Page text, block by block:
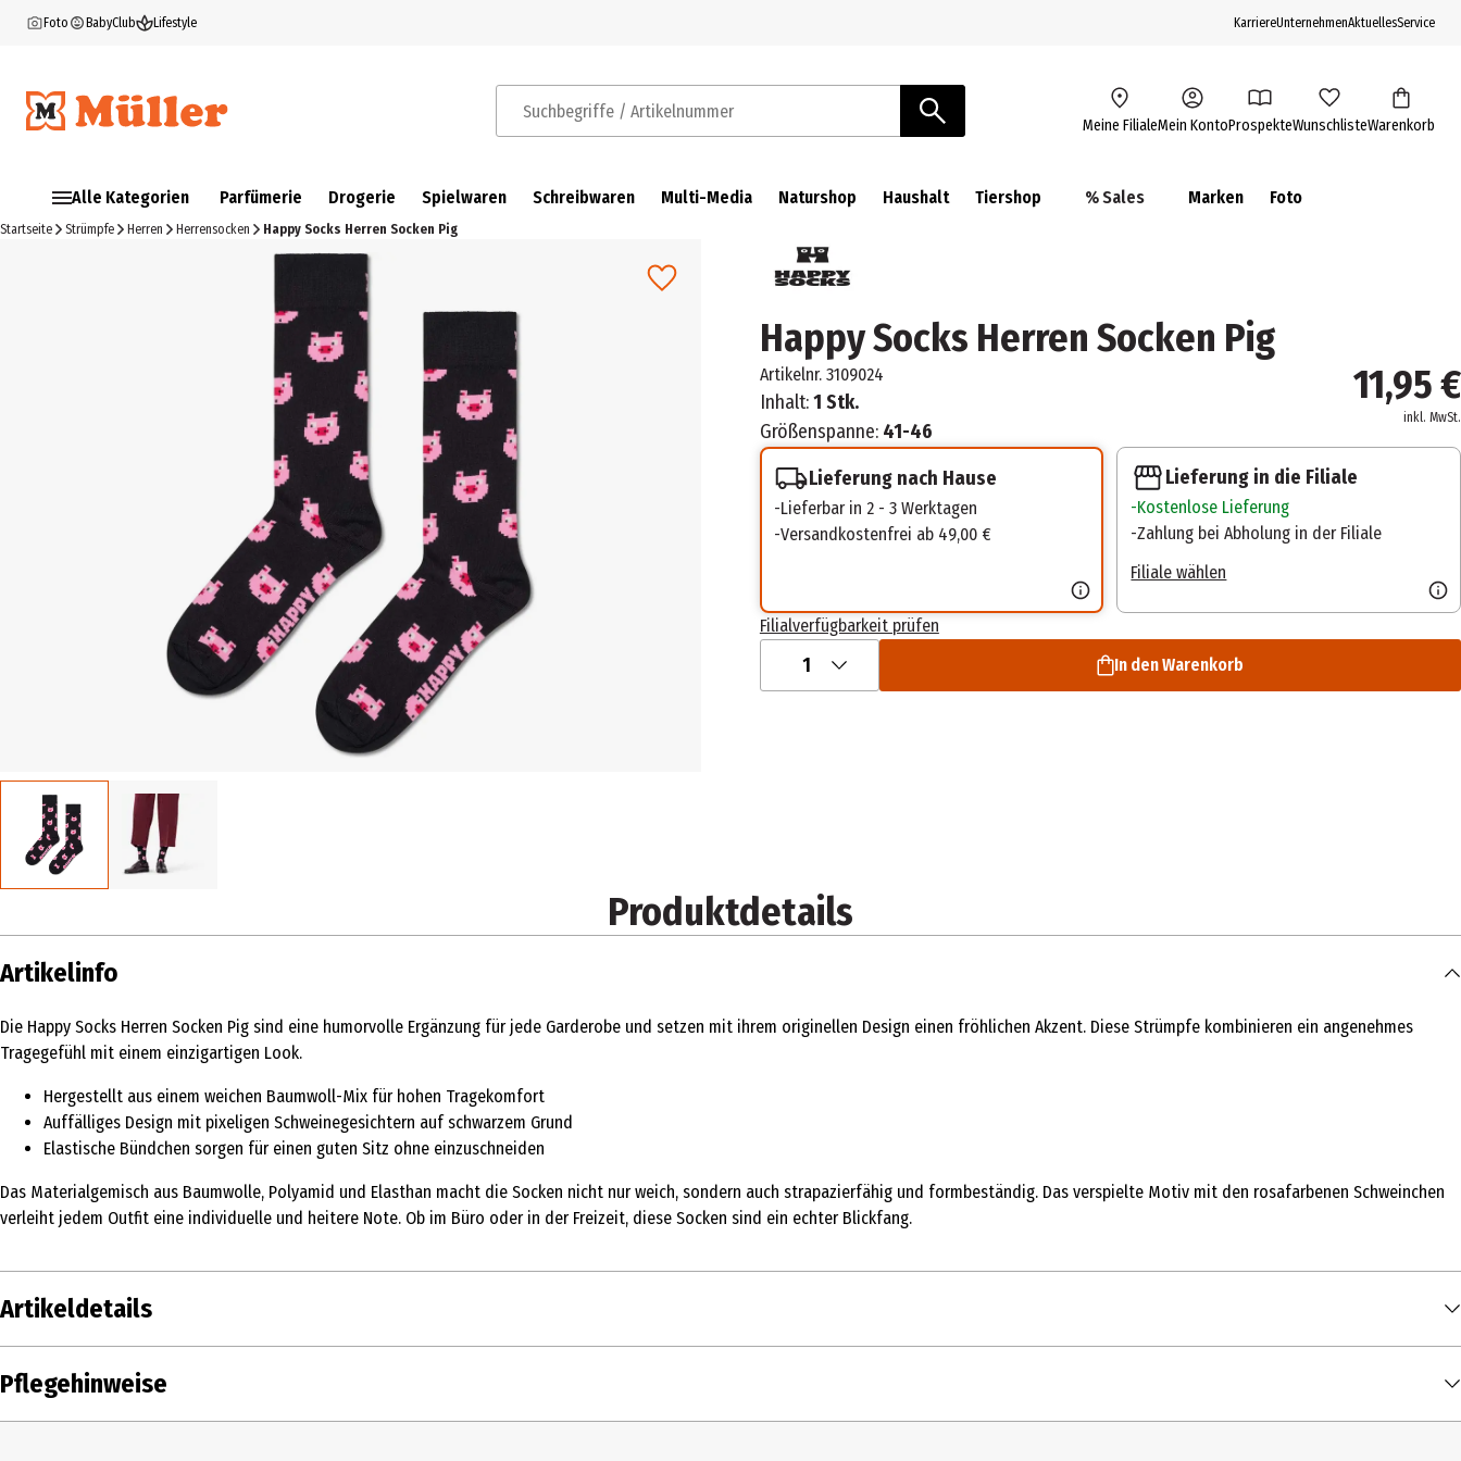
Foto BabyClub Lifestyle KarriereUnternehmenAktuellesService
Suchbegriffe / Artikelnummer Meine FilialeMein KontoProspekteWunschlisteWarenkorb
Alle Kategorien Parfümerie Drogerie Spielwaren Schreibwaren Multi-Media Naturshop Haushalt Tiershop % Sales Marken Foto
Startseite Strümpfe Herren Herrensocken Happy Socks Herren Socken Pig
Happy Socks Herren Socken Pig
Artikelnr. 3109024
Inhalt:1 Stk.
Größenspanne: 41-46
11,95 €
inkl. MwSt.
Lieferung nach Hause
Lieferbar in 2 - 3 Werktagen
Versandkostenfrei ab 49,00 €
Lieferung in die Filiale
Kostenlose Lieferung
Zahlung bei Abholung in der Filiale
Filiale wählen
Filialverfügbarkeit prüfen
1 In den Warenkorb
Produktdetails
Artikelinfo
Die Happy Socks Herren Socken Pig sind eine humorvolle Ergänzung für jede Garderobe und setzen mit ihrem originellen Design einen fröhlichen Akzent. Diese Strümpfe kombinieren ein angenehmes
Tragegefühl mit einem einzigartigen Look.
Hergestellt aus einem weichen Baumwoll-Mix für hohen Tragekomfort
Auffälliges Design mit pixeligen Schweinegesichtern auf schwarzem Grund
Elastische Bündchen sorgen für einen guten Sitz ohne einzuschneiden
Das Materialgemisch aus Baumwolle, Polyamid und Elasthan macht die Socken nicht nur weich, sondern auch strapazierfähig und formbeständig. Das verspielte Motiv mit den rosafarbenen Schweinchen
verleiht jedem Outfit eine individuelle und heitere Note. Ob im Büro oder in der Freizeit, diese Socken sind ein echter Blickfang.
Artikeldetails
Inhalt
Produkttyp Socken
Pflegehinweise